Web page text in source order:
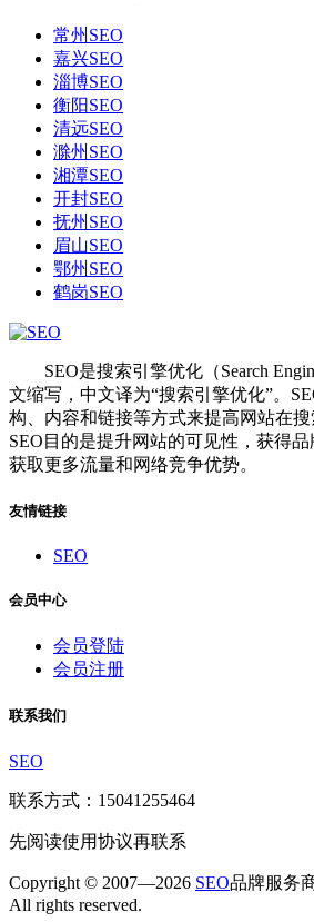
常州SEO
嘉兴SEO
淄博SEO
衡阳SEO
清远SEO
滁州SEO
湘潭SEO
开封SEO
抚州SEO
眉山SEO
鄂州SEO
鹤岗SEO
SEO是搜索引擎优化（Search
文缩写，中文译为“搜索引擎优化”。
构、内容和链接等方式来提高网站在搜
SEO目的是提升网站的可见性，获得
获取更多流量和网络竞争优势。
友情链接
SEO
会员中心
会员登陆
会员注册
联系我们
SEO
联系方式：15041255464
先阅读使用协议再联系
Copyright © 2007—2026 SEO品牌服务
All rights reserved.